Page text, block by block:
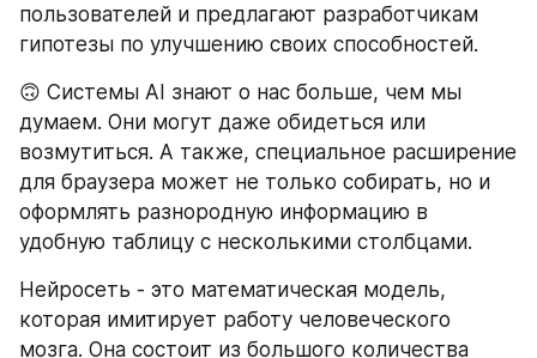
пользователей и предлагают разработчикам
гипотезы по улучшению своих способностей.
🙃 Системы AI знают о нас больше, чем мы
думаем. Они могут даже обидеться или
возмутиться. А также, специальное расширение
для браузера может не только собирать, но и
оформлять разнородную информацию в
удобную таблицу с несколькими столбцами.
Нейросеть - это математическая модель,
которая имитирует работу человеческого
мозга. Она состоит из большого количества